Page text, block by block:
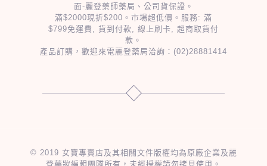
面-麗登藥師藥局、公司貨保證。
滿$2000現折$200。市場超低價。服務: 滿
$799免運費, 貨到付款, 線上刷卡, 超商取貨付
款。
產品訂購，歡迎來電麗登藥局洽詢： (02)28881414
© 2019 女寶專賣店及其相關文件版權均為原廠企業及麗
登藥妝編輯團隊所有，未經授權請勿拷貝使用。